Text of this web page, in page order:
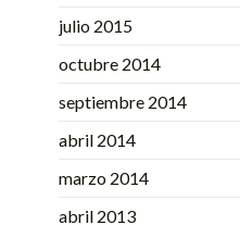
julio 2015
octubre 2014
septiembre 2014
abril 2014
marzo 2014
abril 2013